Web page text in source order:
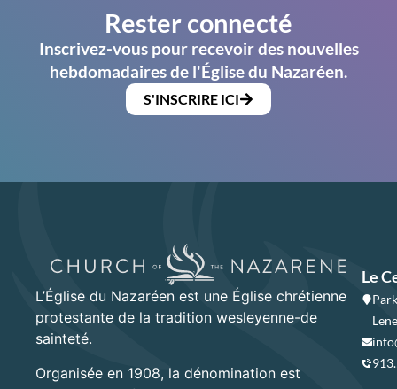
Rester connecté
Inscrivez-vous pour recevoir des nouvelles
hebdomadaires de l'Église du Nazaréen.
S'INSCRIRE ICI
L’Église du Nazaréen est une Église chrétienne
protestante de la tradition wesleyenne-de
sainteté.
Organisée en 1908, la dénomination est
Le